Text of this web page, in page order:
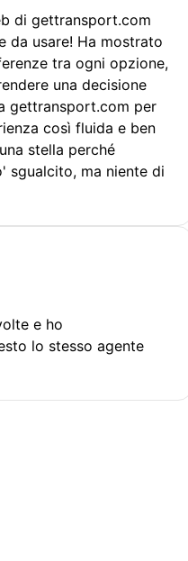
di gettransport.com
da usare! Ha mostrato
tra ogni opzione,
una decisione
gettransport.com per
così fluida e ben
stella perché
sgualcito, ma niente di
e ho
lo stesso agente